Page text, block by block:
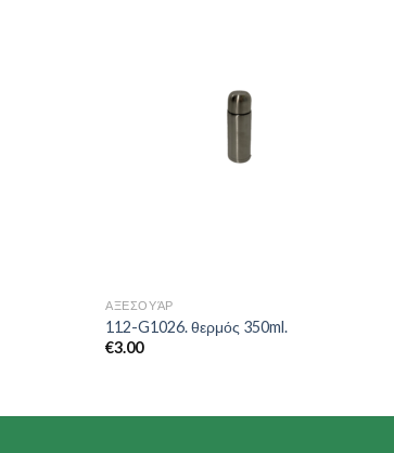
ΑΞΕΣΟΥΆΡ
112-G1026. θερμός 350ml.
€3.00